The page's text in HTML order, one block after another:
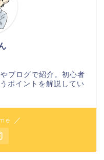
ブログで紹介。初心者
ポイントを解説してい
／